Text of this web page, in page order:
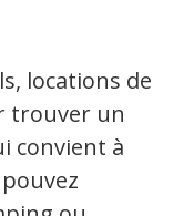
locations de
trouver un
convient à